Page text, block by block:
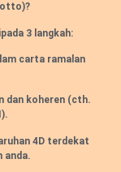
3 langkah:
carta ramalan
dan koheren (cth.
4D terdekat
anda.